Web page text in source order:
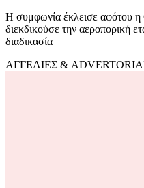
Η συμφωνία έκλεισε αφότου η
διεκδικούσε την αεροπορική
διαδικασία
ΑΓΓΕΛΙΕΣ &